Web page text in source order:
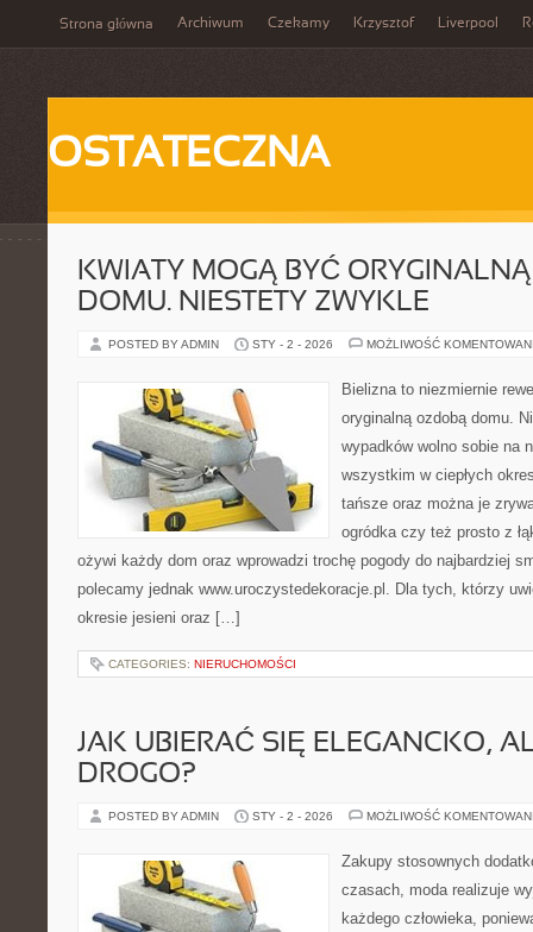
Strona główna Archiwum Czekamy Krzysztof Liverpool
OSTATECZNA
KWIATY MOGĄ BYĆ
DOMU. NIESTETY ZWYKLE
POSTED BY ADMIN STY - 2 - 2026 MOŻLIWOŚĆ
Bielizna to niezmiernie
oryginalną ozdobą domu.
wypadków wolno sobie na
wszystkim w ciepłych
tańsze oraz można je
ogródka czy też prosto z
ożywi każdy dom oraz wprowadzi trochę pogody do najbardziej
polecamy jednak www.uroczystedekoracje.pl. Dla tych, którzy
okresie jesieni oraz […]
CATEGORIES: NIERUCHOMOŚCI
JAK UBIERAĆ SIĘ ELEGANCKO,
DROGO?
POSTED BY ADMIN STY - 2 - 2026 MOŻLIWOŚĆ
Zakupy stosownych
czasach, moda realizuje
każdego człowieka,